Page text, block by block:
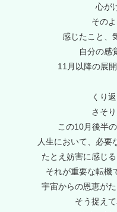
心が
その
感じたこと、
自分の感
11月以降の展
くり
さそ
この10月後半
人生において、必要
たとえ妨害に感じ
それが重要な転機
宇宙からの恩恵が
そう捉え